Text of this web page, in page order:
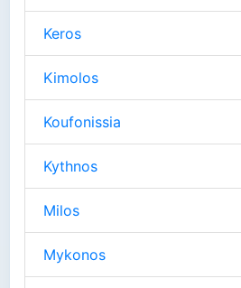
Keros
Kimolos
Koufonissia
Kythnos
Milos
Mykonos